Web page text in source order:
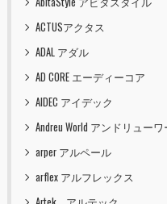
ACTUSアクタス
ADAL アダル
AD CORE エーディーコア
AIDEC アイデック
Andreu World アンドリュー
arper アルペール
arflex アルフレックス